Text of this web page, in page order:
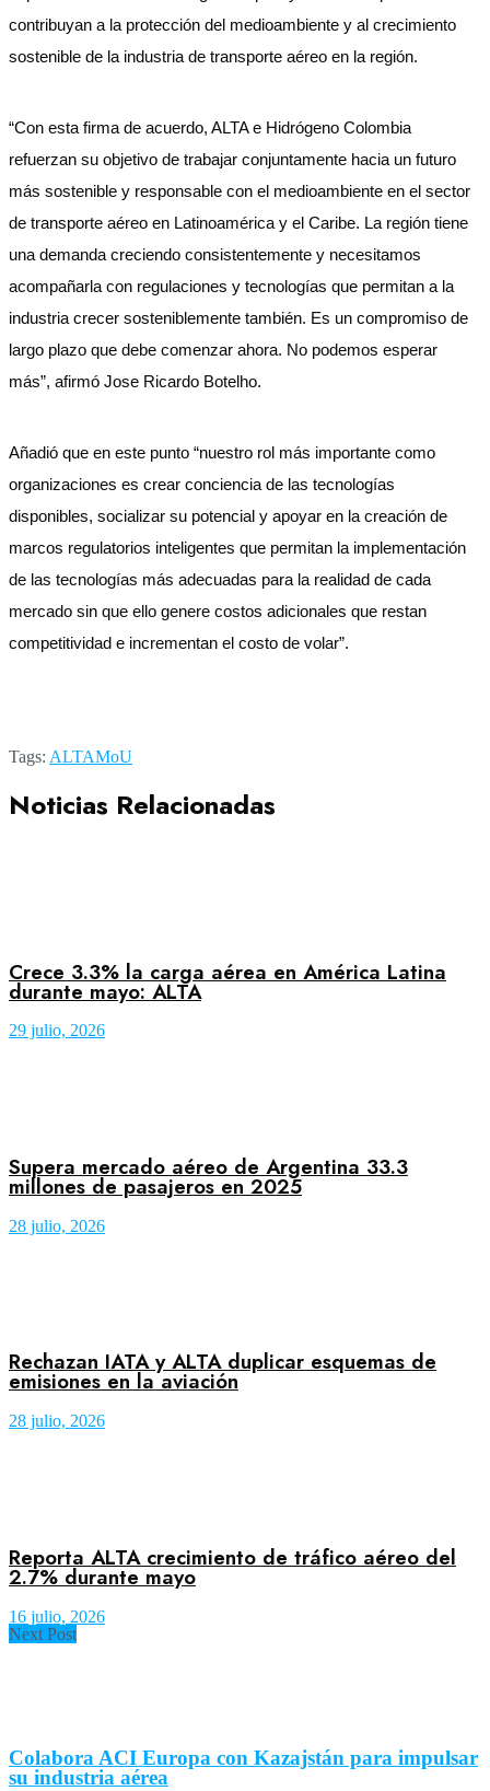
contribuyan a la protección del medioambiente y al crecimiento
sostenible de la industria de transporte aéreo en la región.
“Con esta firma de acuerdo, ALTA e Hidrógeno Colombia
refuerzan su objetivo de trabajar conjuntamente hacia un futuro
más sostenible y responsable con el medioambiente en el sector
de transporte aéreo en Latinoamérica y el Caribe. La región tiene
una demanda creciendo consistentemente y necesitamos
acompañarla con regulaciones y tecnologías que permitan a la
industria crecer sosteniblemente también. Es un compromiso de
largo plazo que debe comenzar ahora. No podemos esperar
más”, afirmó Jose Ricardo Botelho.
Añadió que en este punto “nuestro rol más importante como
organizaciones es crear conciencia de las tecnologías
disponibles, socializar su potencial y apoyar en la creación de
marcos regulatorios inteligentes que permitan la implementación
de las tecnologías más adecuadas para la realidad de cada
mercado sin que ello genere costos adicionales que restan
competitividad e incrementan el costo de volar”.
Tags: ALTAMoU
Noticias Relacionadas
Crece 3.3% la carga aérea en América Latina
durante mayo: ALTA
29 julio, 2026
Supera mercado aéreo de Argentina 33.3
millones de pasajeros en 2025
28 julio, 2026
Rechazan IATA y ALTA duplicar esquemas de
emisiones en la aviación
28 julio, 2026
Reporta ALTA crecimiento de tráfico aéreo del
2.7% durante mayo
16 julio, 2026
Next Post
Colabora ACI Europa con Kazajstán para impulsar
su industria aérea